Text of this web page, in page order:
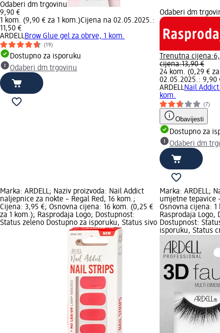
Odaberi dm trgovinu
9,90 €
1 kom. (9,90 € za 1 kom.)Cijena na 02.05.2025.:
11,50 €
ARDELLBrow Glue gel za obrve, 1 kom.
(19)
Dostupno za isporuku
Odaberi dm trgovinu
Odaberi dm
Trenutna cijena:
cijena:13,90 €
24 kom. (0,29 €
02.05.2025.: 9,90
ARDELLNail
kom.
(7)
Obavijesti
Dostupno za
Odaberi dm
Marka: ARDELL; Naziv proizvoda: Nail Addict
naljepnice za nokte – Regal Red, 16 kom.;
Cijena: 3,95 €; Osnovna cijena: 16 kom. (0,25 €
za 1 kom.); Rasprodaja Logo; Dostupnost:
Status zeleno Dostupno za isporuku, Status sivo
Marka: ARDELL;
umjetne tepavice
Osnovna cijena: 1
Rasprodaja Logo,
Dostupnost:
isporuku, Status